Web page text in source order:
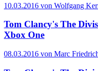
10.03.2016 von Wolfgang
Tom Clancy's The
Xbox One
08.03.2016 von Marc